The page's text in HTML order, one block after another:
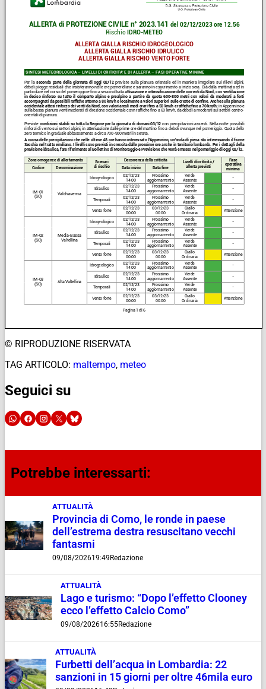
© RIPRODUZIONE RISERVATA
TAG ARTICOLO: maltempo, meteo
Seguici su
Potrebbe interessarti:
ATTUALITÀ
Provincia di Como, le ronde in paese
dell’estrema destra resuscitano vecchi
fantasmi
09/08/202619:49 Redazione
ATTUALITÀ
Lago e turismo: “Dopo l’effetto Clooney
ecco l’effetto Calcio Como”
09/08/202616:55Redazione
ATTUALITÀ
Furbetti dell’acqua in Lombardia: 22
sanzioni in 15 giorni per oltre 46mila euro